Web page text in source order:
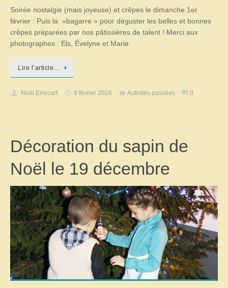
Soirée nostalgie (mais joyeuse) et crêpes le dimanche 1er
février : Puis la »bagarre » pour déguster les belles et bonnes
crêpes préparées par nos pâtissières de talent ! Merci aux
photographes : Els, Évelyne et Marie.
Lire l’article…
Noël Errecart 9 février 2026 Activités passées 0
Décoration du sapin de
Noël le 19 décembre